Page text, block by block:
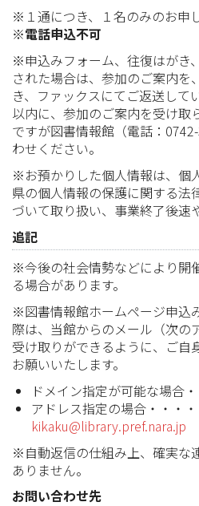
※１通につき、１名のみのお申
※電話申込不可
※申込みフォーム、往復はがき
された場合は、参加のご案内を
き、ファックスにてご返送して
以内に、参加のご案内を受け取
ですが図書情報館（電話：
わせください。
※お預かりした個人情報は、個
県の個人情報の保護に関する法
づいて取り扱い、事業終了後速
追記
※今後の社会情勢などにより開
る場合があります。
※図書情報館ホームページ申込
際は、当館からのメール（次の
受け取りができるように、ご自
お願いいたします。
ドメイン指定が可能な場合
アドレス指定の場合・・・・
kikaku@library.pref.nara.jp
※自動返信の仕組み上、確実な
ありません。
お問い合わせ先